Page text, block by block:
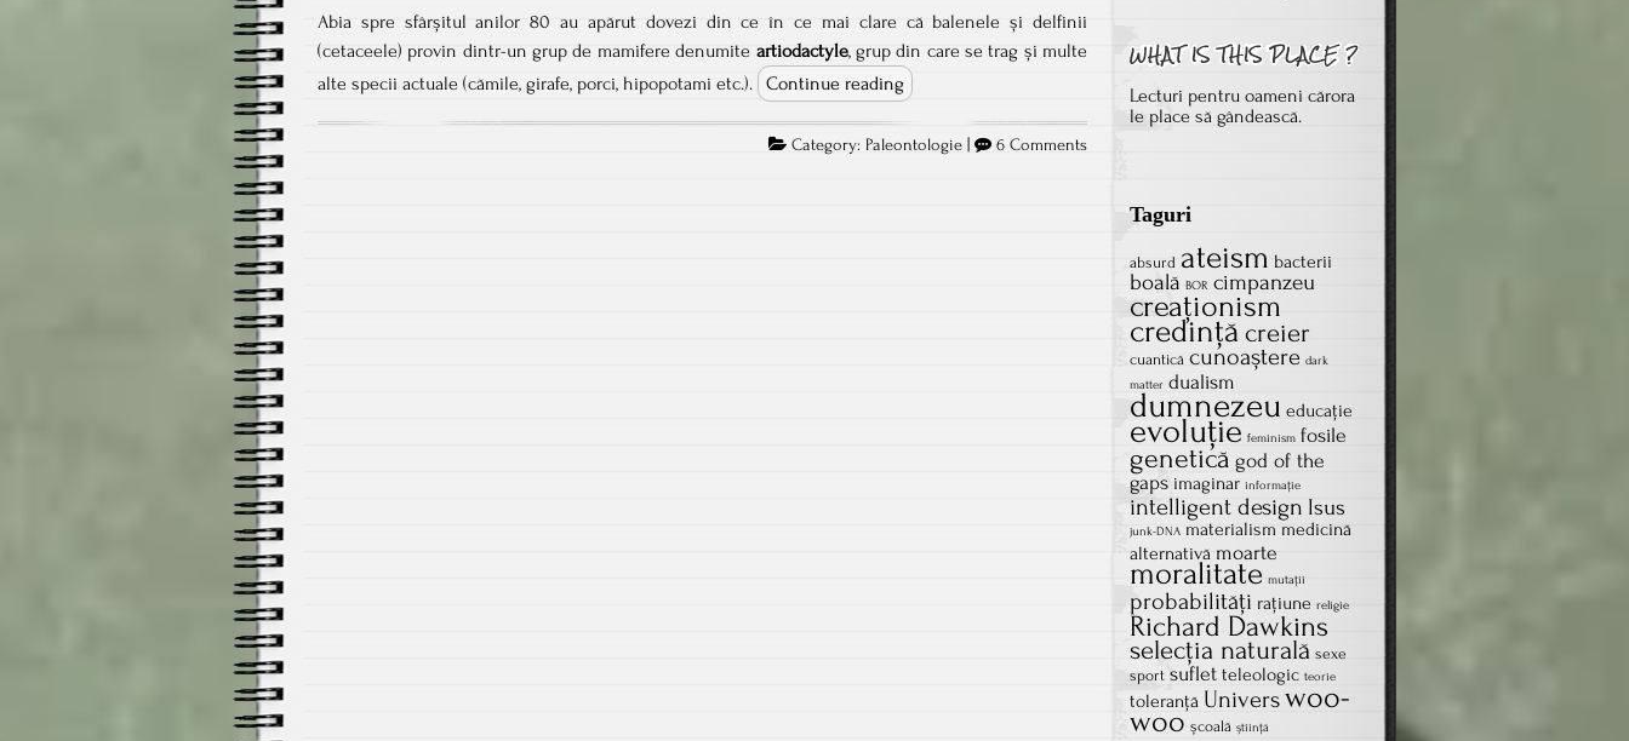
Abia spre sfârșitul anilor 80 au apărut dovezi din ce în ce mai clare că balenele și delfinii
(cetaceele) provin dintr-un grup de mamifere denumite artiodactyle, grup din care se trag și multe
alte specii actuale (cămile, girafe, porci, hipopotami etc.).
Continue reading
Category: Paleontologie | 6 Commentson
Lecturi pentru oameni cărora
le place să gândească.
Taguri
absurd ateism bacterii
boală BOR cimpanzeu
creaţionism
credinţă creier
cuantică cunoaștere dark
matter dualism
dumnezeu educație
evoluţie feminism fosile
genetică god of the
gaps imaginar informație
intelligent design Isus
junk-DNA materialism medicină
alternativă moarte
moralitate mutații
probabilităţi rațiune religie
Richard Dawkins
selecţia naturală sexe
sport suflet teleologic teorie
toleranţă Universwoo-
woo școală știință